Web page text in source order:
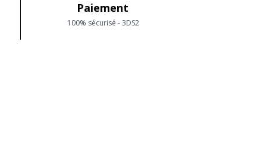
Paiement
100% sécurisé - 3DS2